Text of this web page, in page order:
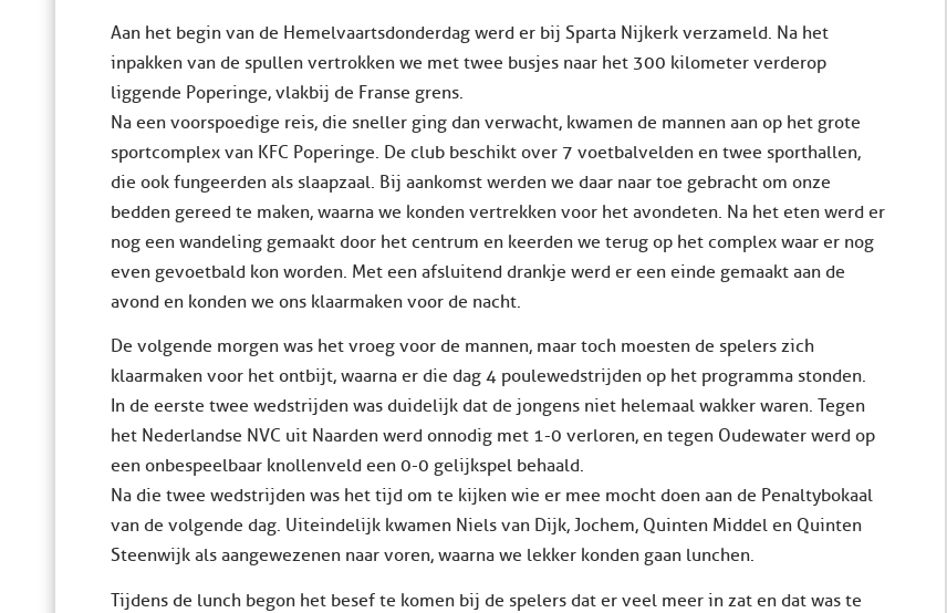
Aan het begin van de Hemelvaartsdonderdag werd er bij Sparta Nijkerk verzameld. Na het
inpakken van de spullen vertrokken we met twee busjes naar het 300 kilometer verderop
liggende Poperinge, vlakbij de Franse grens.
Na een voorspoedige reis, die sneller ging dan verwacht, kwamen de mannen aan op het grote
sportcomplex van KFC Poperinge. De club beschikt over 7 voetbalvelden en twee sporthallen,
die ook fungeerden als slaapzaal. Bij aankomst werden we daar naar toe gebracht om onze
bedden gereed te maken, waarna we konden vertrekken voor het avondeten. Na het eten werd er
nog een wandeling gemaakt door het centrum en keerden we terug op het complex waar er nog
even gevoetbald kon worden. Met een afsluitend drankje werd er een einde gemaakt aan de
avond en konden we ons klaarmaken voor de nacht.
De volgende morgen was het vroeg voor de mannen, maar toch moesten de spelers zich
klaarmaken voor het ontbijt, waarna er die dag 4 poulewedstrijden op het programma stonden.
In de eerste twee wedstrijden was duidelijk dat de jongens niet helemaal wakker waren. Tegen
het Nederlandse NVC uit Naarden werd onnodig met 1-0 verloren, en tegen Oudewater werd op
een onbespeelbaar knollenveld een 0-0 gelijkspel behaald.
Na die twee wedstrijden was het tijd om te kijken wie er mee mocht doen aan de Penaltybokaal
van de volgende dag. Uiteindelijk kwamen Niels van Dijk, Jochem, Quinten Middel en Quinten
Steenwijk als aangewezenen naar voren, waarna we lekker konden gaan lunchen.
Tijdens de lunch begon het besef te komen bij de spelers dat er veel meer in zat en dat was te